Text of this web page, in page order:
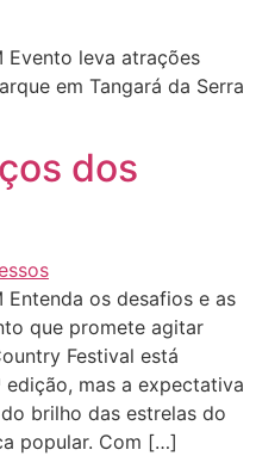
Evento leva atrações
em Tangará da Serra
dos
Entenda os desafios e as
que promete agitar
Festival está
edição, mas a expectativa
brilho das estrelas do
popular. Com […]